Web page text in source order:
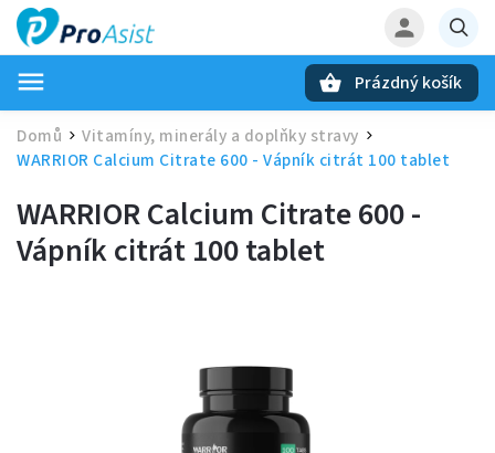
Prázdný košík
Domů / Vitamíny, minerály a doplňky stravy /
WARRIOR Calcium Citrate 600 - Vápník citrát 100 tablet
WARRIOR Calcium Citrate 600 -
Vápník citrát 100 tablet